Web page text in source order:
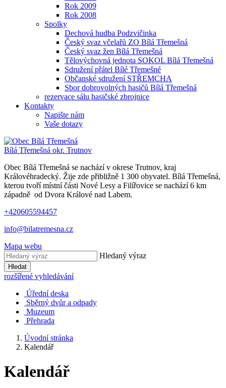
Rok 2009
Rok 2008
Spolky
Dechová hudba Podzvičinka
Český svaz včelařů ZO Bílá Třemešná
Český svaz žen Bílá Třemešná
Tělovýchovná jednota SOKOL Bílá Třemešná
Sdružení přátel Bílé Třemešné
Občanské sdružení STŘEMCHA
Sbor dobrovolných hasičů Bílá Třemešná
rezervace sálu hasičské zbrojnice
Kontakty
Napište nám
Vaše dotazy
Bílá Třemešná okr. Trutnov
Obec Bílá Třemešná se nachází v okrese Trutnov, kraj
Královéhradecký. Žije zde přibližně 1 300 obyvatel. Bílá Třemešná,
kterou tvoří místní části Nové Lesy a Filířovice se nachází 6 km
západně od Dvora Králové nad Labem.
+420605594457
info@bilatremesna.cz
Mapa webu
Hledaný výraz
Hledat
rozšířené vyhledávání
Úřední deska
Sběrný dvůr a odpady
Muzeum
Přehrada
Úvodní stránka
Kalendář
Kalendář